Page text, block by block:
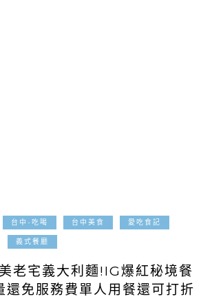
台中-吃喝 台中美食 愛吃食記
義式餐廳
老宅義大利麵!IG爆紅秘境餐
還免服務費單人用餐還可打折